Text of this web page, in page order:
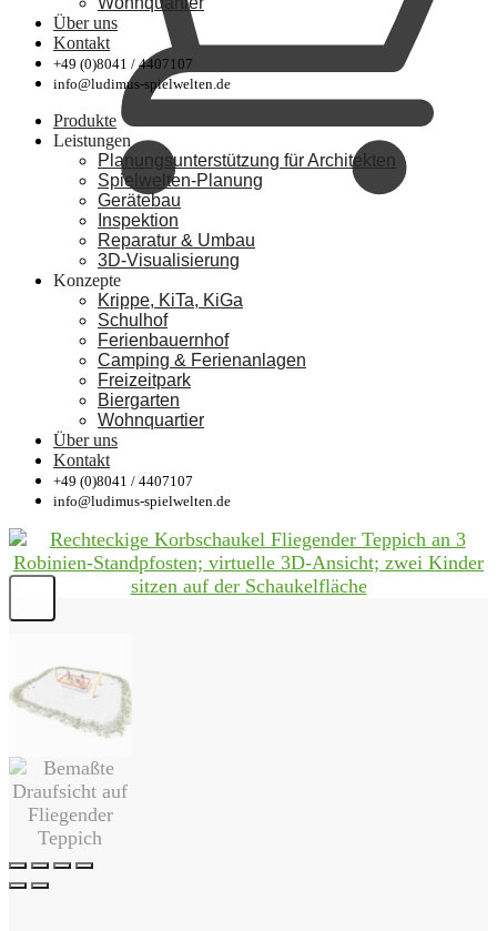
Über uns
Kontakt
+49 (0)8041 / 4407107
info@ludimus-spielwelten.de
Produkte
Leistungen
Planungsunterstützung für Architekten
Spielwelten-Planung
Gerätebau
Inspektion
Reparatur & Umbau
3D-Visualisierung
Konzepte
Krippe, KiTa, KiGa
Schulhof
Ferienbauernhof
Camping & Ferienanlagen
Freizeitpark
Biergarten
Wohnquartier
Über uns
Kontakt
+49 (0)8041 / 4407107
info@ludimus-spielwelten.de